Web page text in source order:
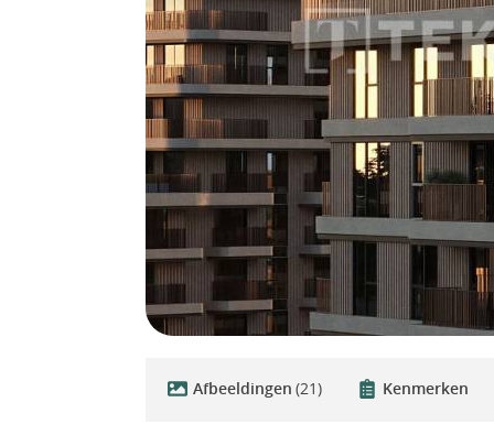
Afbeeldingen (21) Kenmerken